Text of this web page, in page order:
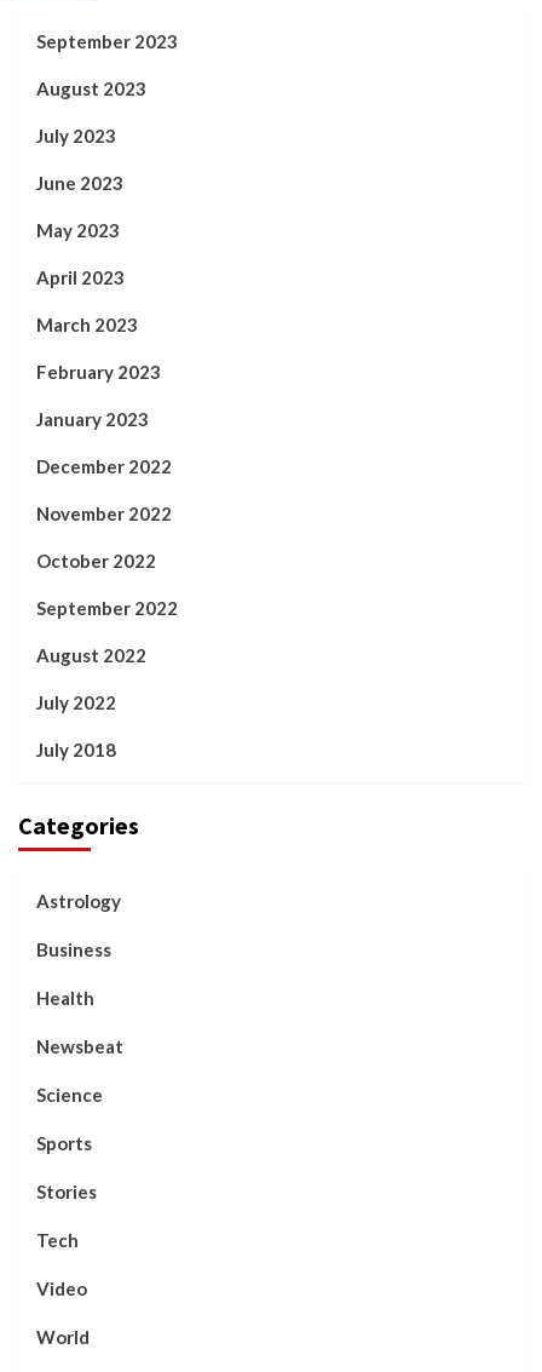
September 2023
August 2023
July 2023
June 2023
May 2023
April 2023
March 2023
February 2023
January 2023
December 2022
November 2022
October 2022
September 2022
August 2022
July 2022
July 2018
Categories
Astrology
Business
Health
Newsbeat
Science
Sports
Stories
Tech
Video
World